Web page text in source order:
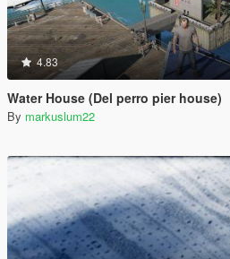
4.83
Water House (Del perro pier house)
By markuslum22